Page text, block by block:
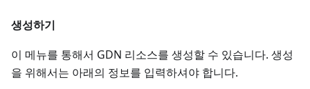
생성하기
이 메뉴를 통해서 GDN 리소스를 생성할 수 있습니다. 생성
을 위해서는 아래의 정보를 입력하셔야 합니다.